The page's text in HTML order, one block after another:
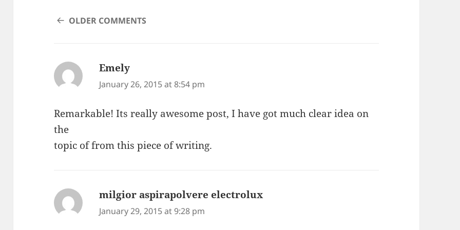
COMMENT
OLDER COMMENTS
Emely
January 26, 2015 at 8:54 pm
Remarkable! Its really awesome post, I have got much clear idea on
the
topic of from this piece of writing.
milgior aspirapolvere electroluxsays:
January 29, 2015 at 9:28 pm